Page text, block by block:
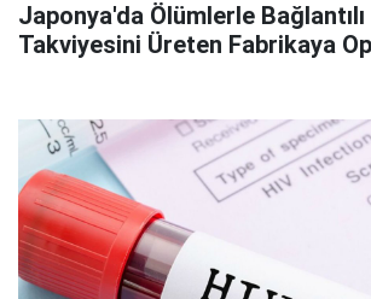
Japonya'da Ölümlerle
Takviyesini Üreten Fabrikaya